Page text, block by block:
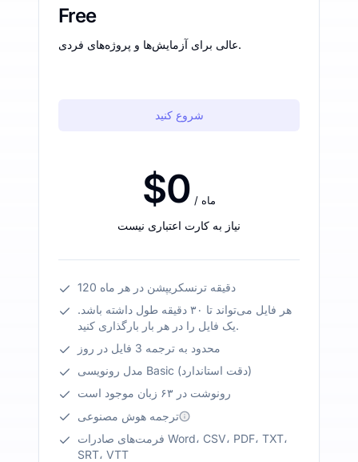
Free
عالی برای آزمایش‌ها و پروژه‌های فردی.
شروع کنید
$0 / ماه
نیاز به کارت اعتباری نیست
120 دقیقه ترنسکریپشن در هر ماه
هر فایل می‌تواند تا ۳۰ دقیقه طول داشته باشد.
یک فایل را در هر بار بارگذاری کنید.
محدود به ترجمه 3 فایل در روز
مدل رونویسی Basic (دقت استاندارد)
رونوشت در ۶۳ زبان موجود است
ترجمه هوش مصنوعی
فرمت‌های صادرات Word، CSV، PDF، TXT،
SRT، VTT